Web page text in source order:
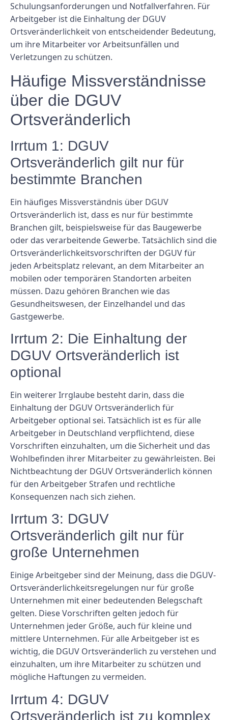
Schulungsanforderungen und Notfallverfahren. Für
Arbeitgeber ist die Einhaltung der DGUV
Ortsveränderlichkeit von entscheidender Bedeutung,
um ihre Mitarbeiter vor Arbeitsunfällen und
Verletzungen zu schützen.
Häufige Missverständnisse
über die DGUV
Ortsveränderlich
Irrtum 1: DGUV
Ortsveränderlich gilt nur für
bestimmte Branchen
Ein häufiges Missverständnis über DGUV
Ortsveränderlich ist, dass es nur für bestimmte
Branchen gilt, beispielsweise für das Baugewerbe
oder das verarbeitende Gewerbe. Tatsächlich sind die
Ortsveränderlichkeitsvorschriften der DGUV für
jeden Arbeitsplatz relevant, an dem Mitarbeiter an
mobilen oder temporären Standorten arbeiten
müssen. Dazu gehören Branchen wie das
Gesundheitswesen, der Einzelhandel und das
Gastgewerbe.
Irrtum 2: Die Einhaltung der
DGUV Ortsveränderlich ist
optional
Ein weiterer Irrglaube besteht darin, dass die
Einhaltung der DGUV Ortsveränderlich für
Arbeitgeber optional sei. Tatsächlich ist es für alle
Arbeitgeber in Deutschland verpflichtend, diese
Vorschriften einzuhalten, um die Sicherheit und das
Wohlbefinden ihrer Mitarbeiter zu gewährleisten. Bei
Nichtbeachtung der DGUV Ortsveränderlich können
für den Arbeitgeber Strafen und rechtliche
Konsequenzen nach sich ziehen.
Irrtum 3: DGUV
Ortsveränderlich gilt nur für
große Unternehmen
Einige Arbeitgeber sind der Meinung, dass die DGUV-
Ortsveränderlichkeitsregelungen nur für große
Unternehmen mit einer bedeutenden Belegschaft
gelten. Diese Vorschriften gelten jedoch für
Unternehmen jeder Größe, auch für kleine und
mittlere Unternehmen. Für alle Arbeitgeber ist es
wichtig, die DGUV Ortsveränderlich zu verstehen und
einzuhalten, um ihre Mitarbeiter zu schützen und
mögliche Haftungen zu vermeiden.
Irrtum 4: DGUV
Ortsveränderlich ist zu komplex